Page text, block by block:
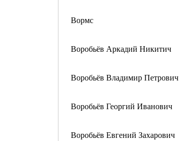
Вормс
Воробьёв Аркадий Никитич
Воробьёв Владимир Петрович
Воробьёв Георгий Иванович
Воробьёв Евгений Захарович